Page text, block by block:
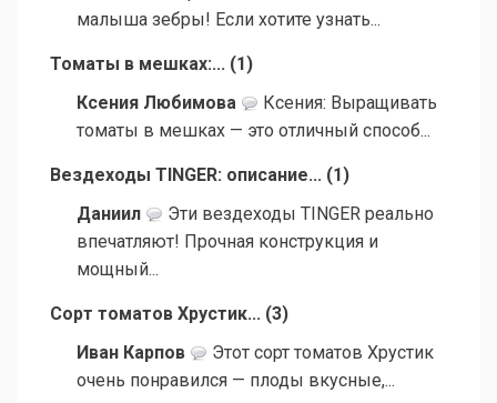
малыша зебры! Если хотите узнать...
Томаты в мешках:... (1)
Ксения Любимова
Ксения: Выращивать
томаты в мешках — это отличный способ...
Вездеходы TINGER: описание... (1)
Даниил
Эти вездеходы TINGER реально
впечатляют! Прочная конструкция и
мощный...
Сорт томатов Хрустик... (3)
Иван Карпов
Этот сорт томатов Хрустик
очень понравился — плоды вкусные,...